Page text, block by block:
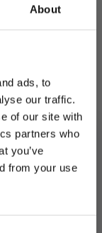
About
ads, to
our traffic.
of our site with
partners who
you’ve
from your use
i metallic